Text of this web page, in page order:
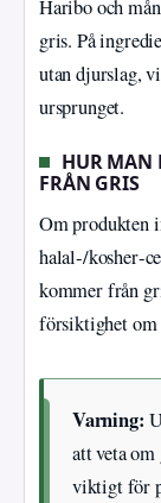
Haribo och
gris. På
utan djurslag,
ursprunget.
HUR MAN
FRÅN GRIS
Om produkten
halal‑/
kommer från
försiktighet om
Varning:
att veta
viktigt för